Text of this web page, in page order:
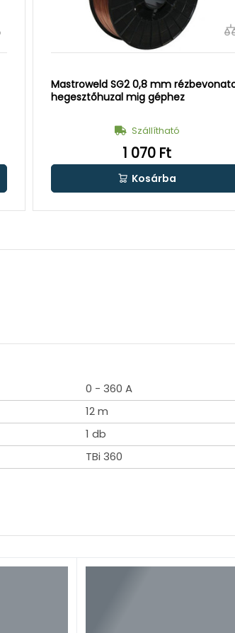
Mastroweld SG2 0,8 mm
hegesztőhuzal mig géphez
Szállítható
1 070 Ft
Kosárba
0 - 360 A
12 m
1 db
TBi 360